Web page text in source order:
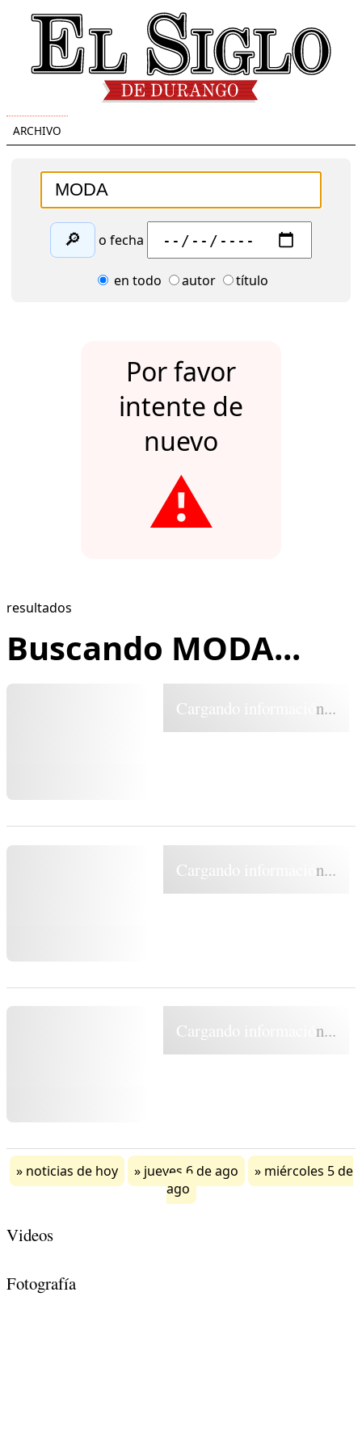
ARCHIVO
🔎 o fecha
en todo autor título
Por favor
intente de
nuevo
⚠️
resultados
Buscando MODA...
Cargando información...
Cargando información...
Cargando información...
noticias de hoy jueves 6 de ago
miércoles 5 de
ago
Videos
Fotografía